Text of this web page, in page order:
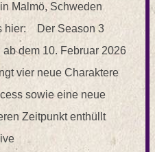
Malmö, Schweden
hier: Der Season 3
dem 10. Februar 2026
vier neue Charaktere
sowie eine neue
Zeitpunkt enthüllt